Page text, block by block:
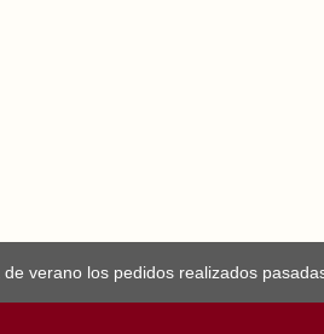
verano los pedidos realizados